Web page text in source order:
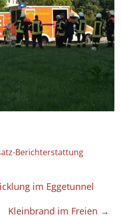
Berichterstattung
im Eggetunnel
Kleinbrand im Freien →